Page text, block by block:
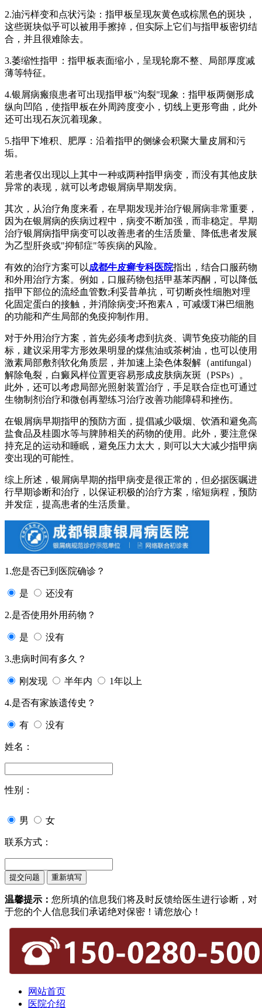
2.油污样变和点状污染：指甲板呈现灰黄色或棕黑色的斑块，
这些斑块似乎可以被用手擦掉，但实际上它们与指甲板密切结
合，并且很难除去。
3.萎缩性指甲：指甲板表面缩小，呈现轮廓不整、局部厚度减
薄等特征。
4.银屑病瘢痕患者可出现指甲板"沟裂"现象：指甲板两侧形成
纵向凹陷，使指甲板在外周跨度变小，切线上更形弯曲，此外
还可出现石灰沉着现象。
5.指甲下堆积、肥厚：沿着指甲的侧缘会积聚大量皮屑和污
垢。
若患者仅出现以上其中一种或两种指甲病变，而没有其他皮肤
异常的表现，就可以考虑银屑病早期发病。
其次，从治疗角度来看，在早期发现并治疗银屑病非常重要，
因为在银屑病的疾病过程中，病变不断加强，而非稳定。早期
治疗银屑病指甲病变可以改善患者的生活质量、降低患者发展
为乙型肝炎或"抑郁症"等疾病的风险。
有效的治疗方案可以成都牛皮癣专科医院指出，结合口服药物
和外用治疗方案。例如，口服药物包括甲基苯丙酮，可以降低
指甲下部位的流经血管数;利妥昔单抗，可切断炎性细胞对理
化固定蛋白的接触，并消除病变;环孢素A，可减缓T淋巴细胞
的功能和产生局部的免疫抑制作用。
对于外用治疗方案，首先必须考虑到抗炎、调节免疫功能的目
标，建议采用零方形效果明显的煤焦油或茶树油，也可以使用
激素局部敷剂软化角质层，并加速上染色体裂解（antifungal）
解除龟裂，白癜风样位置更容易形成皮肤病灰斑（PSPs）。
此外，还可以考虑局部光照射装置治疗，手足联合症也可通过
生物制剂治疗和微创再塑练习治疗改善功能障碍和挫伤。
在银屑病早期指甲的预防方面，提倡减少吸烟、饮酒和避免高
盐食品及桂圆水等与脾肺相关的药物的使用。此外，要注意保
持充足的运动和睡眠，避免压力太大，则可以大大减少指甲病
变出现的可能性。
综上所述，银屑病早期的指甲病变是很正常的，但必据医嘱进
行早期诊断和治疗，以保证积极的治疗方案，缩短病程，预防
并发症，提高患者的生活质量。
1.您是否已到医院确诊？
是 还没有
2.是否使用外用药物？
是 没有
3.患病时间有多久？
刚发现 半年内 1年以上
4.是否有家族遗传史？
有 没有
姓名：
性别：
男 女
联系方式：
温馨提示： 您所填的信息我们将及时反馈给医生进行诊断，对
于您的个人信息我们承诺绝对保密！请您放心！
网站首页
医院介绍